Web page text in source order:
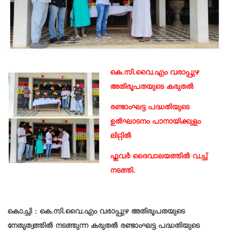
കെ.സി.വൈ.എം വരാപ്പുഴ
അതിരൂപതയുടെ കരുതൽ
രണ്ടാംഘട്ട പദ്ധതിയുടെ
ഉൽഘാടനം പാനായിക്കുളം
ലിറ്റിൽ
ഫ്ലവർ ദൈവാലയത്തിൽ വച്ച്
നടത്തി.
കൊച്ചി : കെ.സി.വൈ.എം വരാപ്പുഴ അതിരൂപതയുടെ
നേതൃത്വത്തിൽ നടത്തുന്ന കരുതൽ രണ്ടാംഘട്ട പദ്ധതിയുടെ